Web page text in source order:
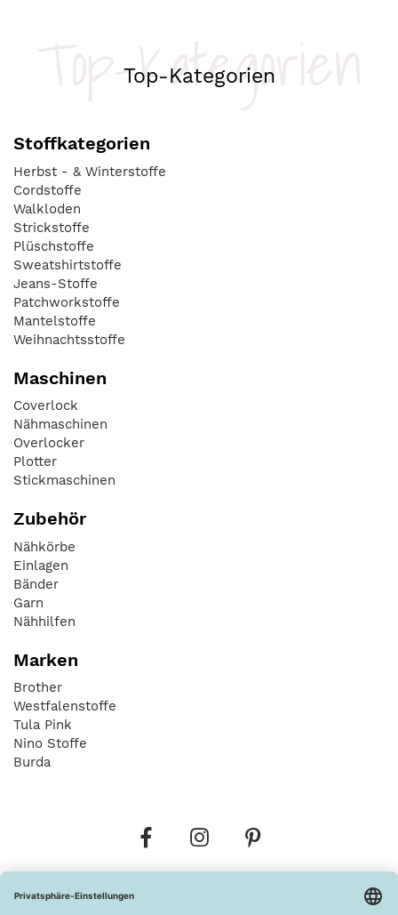
Top-Kategorien
Top-Kategorien
Stoffkategorien
Herbst - & Winterstoffe
Cordstoffe
Walkloden
Strickstoffe
Plüschstoffe
Sweatshirtstoffe
Jeans-Stoffe
Patchworkstoffe
Mantelstoffe
Weihnachtsstoffe
Maschinen
Coverlock
Nähmaschinen
Overlocker
Plotter
Stickmaschinen
Zubehör
Nähkörbe
Einlagen
Bänder
Garn
Nähhilfen
Marken
Brother
Westfalenstoffe
Tula Pink
Nino Stoffe
Burda